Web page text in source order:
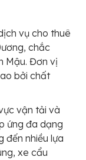
vụ cho thuê
chắc
Mậu. Đơn vị
bởi chất
vận tải và
ứng đa dạng
đến nhiều lựa
xe cẩu